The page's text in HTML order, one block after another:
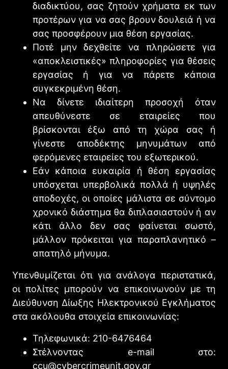
διαδικτύου, σας ζητούν χρήματα εκ των
προτέρων για να σας βρουν δουλειά ή να
σας προσφέρουν μια θέση εργασίας.
Ποτέ μην δεχθείτε να πληρώσετε για
«αποκλειστικές» πληροφορίες για θέσεις
εργασίας ή για να πάρετε κάποια
συγκεκριμένη θέση.
Να δίνετε ιδιαίτερη προσοχή όταν
απευθύνεστε σε εταιρείες που
βρίσκονται έξω από τη χώρα σας ή
γίνεστε αποδέκτης μηνυμάτων από
φερόμενες εταιρείες του εξωτερικού.
Εάν κάποια ευκαιρία ή θέση εργασίας
υπόσχεται υπερβολικά πολλά ή υψηλές
αποδοχές, οι οποίες μάλιστα σε σύντομο
χρονικό διάστημα θα διπλασιαστούν ή αν
κάτι άλλο δεν σας φαίνεται σωστό,
μάλλον πρόκειται για παραπλανητικό –
απατηλό μήνυμα.
Υπενθυμίζεται ότι για ανάλογα περιστατικά,
οι πολίτες μπορούν να επικοινωνούν με τη
Διεύθυνση Δίωξης Ηλεκτρονικού Εγκλήματος
στα ακόλουθα στοιχεία επικοινωνίας:
Τηλεφωνικά: 210-6476464
Στέλνοντας e-mail στο:
ccu@cybercrimeunit.gov.gr